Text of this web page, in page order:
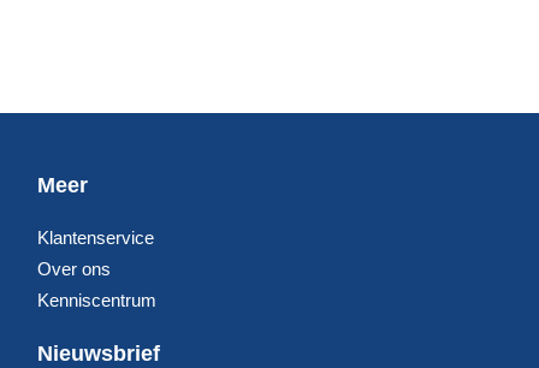
Meer
Klantenservice
Over ons
Kenniscentrum
Nieuwsbrief